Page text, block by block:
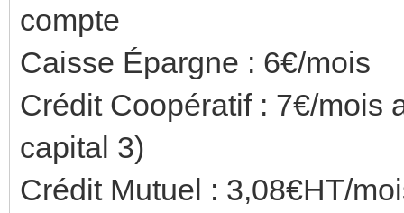
compte
Caisse Épargne : 6€/mois
Crédit Coopératif : 7€/mois
capital 3)
Crédit Mutuel : 3,08€HT/